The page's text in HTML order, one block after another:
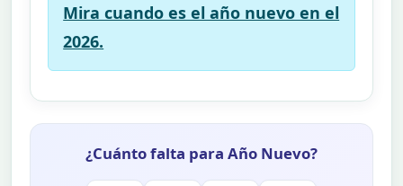
Mira cuando es el año nuevo en el
2026.
¿Cuánto falta para Año Nuevo?